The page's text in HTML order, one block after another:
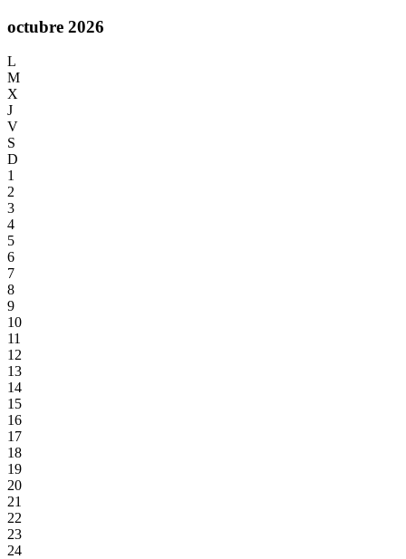
octubre 2026
L
M
X
J
V
S
D
1
2
3
4
5
6
7
8
9
10
11
12
13
14
15
16
17
18
19
20
21
22
23
24